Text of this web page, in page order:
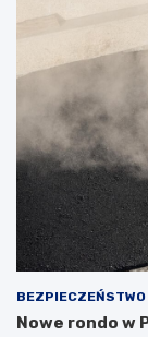
BEZPIECZEŃSTWO
Nowe rondo w